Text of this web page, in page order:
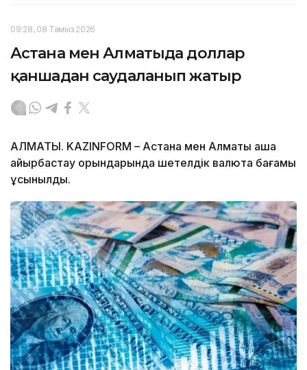
09:28, 08 Тамыз 2026
Астана мен Алматыда доллар
қаншадан саудаланып жатыр
АЛМАТЫ. KAZINFORM – Астана мен Алматы ақша
айырбастау орындарында шетелдік валюта бағамы
ұсынылды.